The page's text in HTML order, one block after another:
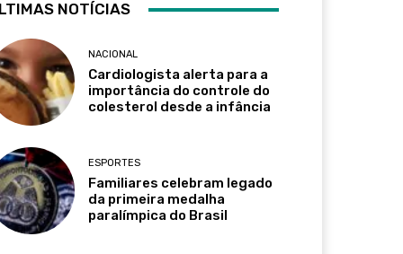
NOTÍCIAS
NACIONAL
Cardiologista alerta para a
importância do controle do
colesterol desde a infância
ESPORTES
Familiares celebram legado
da primeira medalha
paralímpica do Brasil